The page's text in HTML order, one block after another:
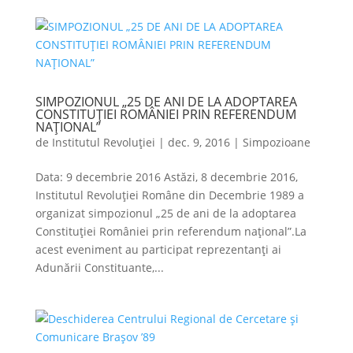
SIMPOZIONUL „25 DE ANI DE LA ADOPTAREA
CONSTITUȚIEI ROMÂNIEI PRIN REFERENDUM
NAȚIONAL”
de Institutul Revoluției | dec. 9, 2016| Simpozioane
Data: 9 decembrie 2016 Astăzi, 8 decembrie 2016,
Institutul Revoluției Române din Decembrie 1989 a
organizat simpozionul „25 de ani de la adoptarea
Constituției României prin referendum național”.La
acest eveniment au participat reprezentanți ai
Adunării Constituante,...